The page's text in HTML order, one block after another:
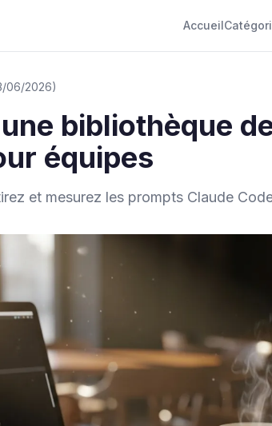
Accueil
06/2026)
bibliothèque
équipes
et mesurez les prompts Claude